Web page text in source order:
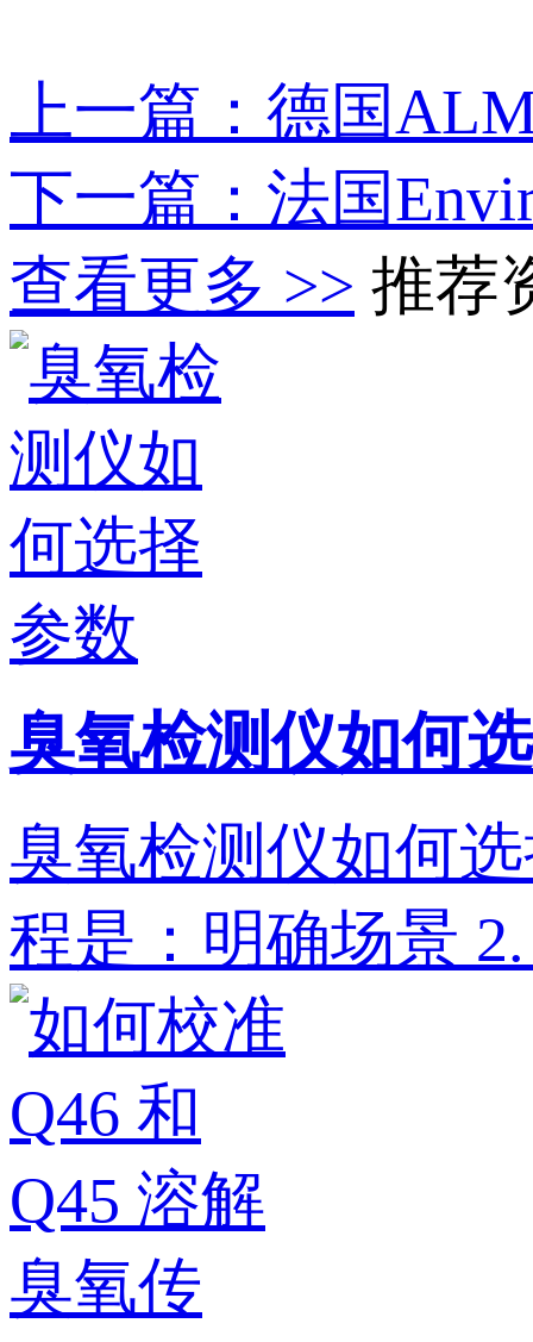
上一篇：德国
下一篇：法国
查看更多 >> 推荐
臭氧检测仪如何
臭氧检测仪如何
程是：明确场景‌